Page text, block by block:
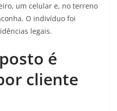
um celular e, no terreno
O indivíduo foi
legais.
é
cliente